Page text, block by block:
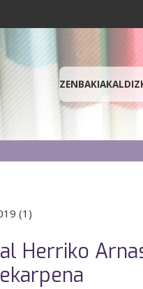
ZENBAKIAK
(1)
Herriko